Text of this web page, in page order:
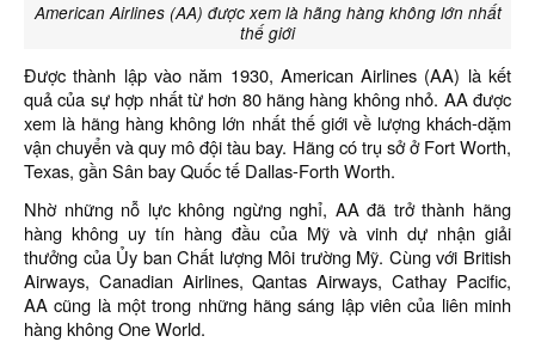
American Airlines (AA) được xem là hãng hàng không lớn nhất
thế giới
Được thành lập vào năm 1930, American Airlines (AA) là kết
quả của sự hợp nhất từ hơn 80 hãng hàng không nhỏ. AA được
xem là hãng hàng không lớn nhất thế giới về lượng khách-dặm
vận chuyển và quy mô đội tàu bay. Hãng có trụ sở ở Fort Worth,
Texas, gần Sân bay Quốc tế Dallas-Forth Worth.
Nhờ những nỗ lực không ngừng nghỉ, AA đã trở thành hãng
hàng không uy tín hàng đầu của Mỹ và vinh dự nhận giải
thưởng của Ủy ban Chất lượng Môi trường Mỹ. Cùng với British
Airways, Canadian Airlines, Qantas Airways, Cathay Pacific,
AA cũng là một trong những hãng sáng lập viên của liên minh
hàng không One World.